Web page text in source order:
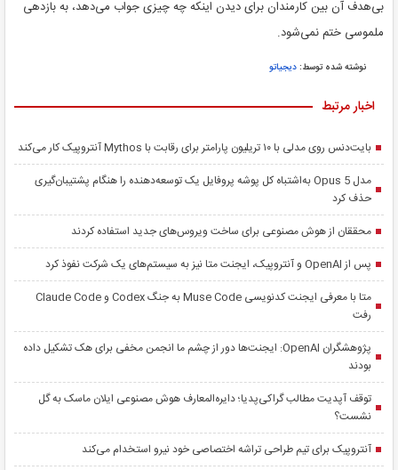
بی‌هدف آن بین کارمندان برای دیدن اینکه چه چیزی جواب می‌دهد، به بازدهی
ملموسی ختم نمی‌شود.
نوشته شده توسط:دیجیاتو
اخبار مرتبط
بایت‌دنس روی مدلی با ۱۰ تریلیون پارامتر برای رقابت با Mythos آنتروپیک کار می‌کند
مدل Opus 5 به‌اشتباه کل پوشه پروفایل یک توسعه‌دهنده را هنگام پشتیبان‌گیری
حذف کرد
محققان از هوش مصنوعی برای ساخت ویروس‌های جدید استفاده کردند
پس از OpenAI و آنتروپیک، ایجنت متا نیز به سیستم‌های یک شرکت نفوذ کرد
متا با معرفی ایجنت کدنویسی Muse Code به جنگ Codex و Claude Code
رفت
پژوهشگران OpenAI: ایجنت‌ها دور از چشم ما انجمن مخفی برای هک تشکیل داده
بودند
توقف آپدیت مطالب گراکی‌پدیا؛ دایره‌المعارف هوش مصنوعی ایلان ماسک به گل
نشست؟
آنتروپیک برای تیم طراحی تراشه اختصاصی خود نیرو استخدام می‌کند